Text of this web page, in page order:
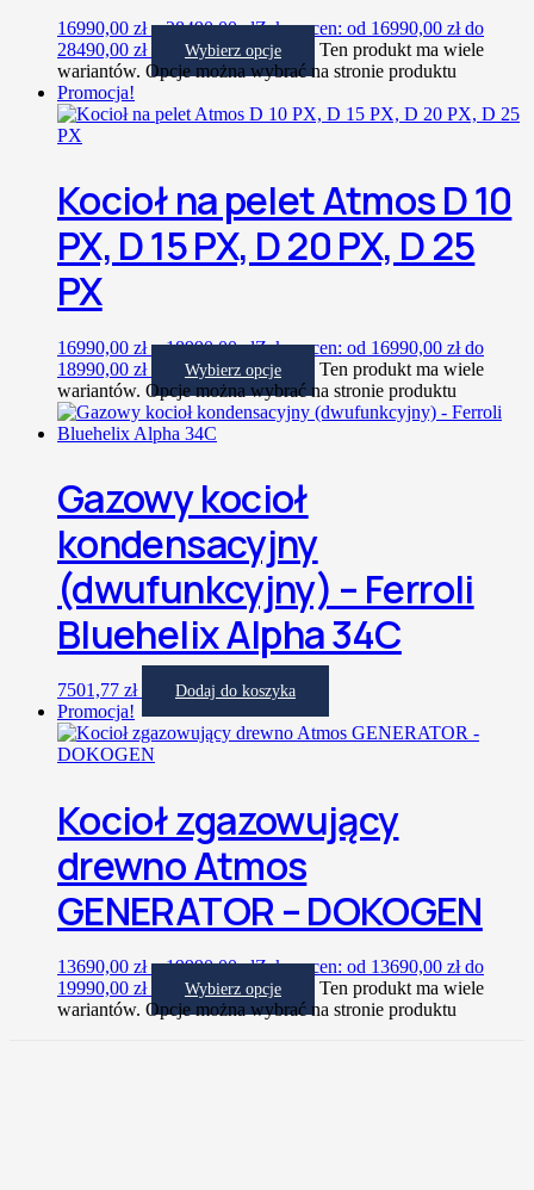
16990,00 zł – 28490,00złZakres cen: od 16990,00 zł do
28490,00 zł
Wybierz opcje
Ten produkt ma wiele
wariantów. Opcje można wybrać na stronie produktu
Promocja!
Kocioł na pelet Atmos D 10
PX, D 15 PX, D 20 PX, D 25
PX
16990,00 zł – 18990,00złZakres cen: od 16990,00 zł do
18990,00 zł
Wybierz opcje
Ten produkt ma wiele
wariantów. Opcje można wybrać na stronie produktu
Gazowy kocioł
kondensacyjny
(dwufunkcyjny) – Ferroli
Bluehelix Alpha 34C
7501,77 zł Dodaj do koszyka
Promocja!
Kocioł zgazowujący
drewno Atmos
GENERATOR – DOKOGEN
13690,00 zł – 19990,00złZakres cen: od 13690,00 zł do
19990,00 zł
Wybierz opcje
Ten produkt ma wiele
wariantów. Opcje można wybrać na stronie produktu